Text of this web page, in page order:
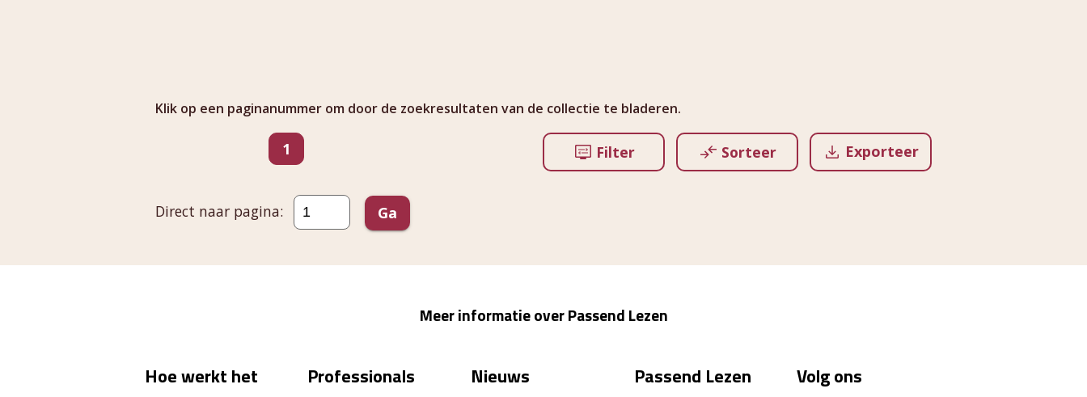
Klik op een paginanummer om door de zoekresultaten van de collectie te bladeren.
Filter Sorteer Exporteer
Ga naar pagina
pagina
1
Direct naar pagina: Ga
Meer informatie over Passend Lezen
Hoe werkt het Professionals Nieuws Passend Lezen Volg ons